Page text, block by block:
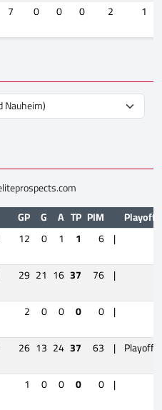
7 0 0 0 2 1
GP G A TP PIM
Playoffs
12 0 1 1 6 |
29 21 16 37 76 |
2 0 0 0 0 |
26 13 24 37 63 | Playoffs
1 0 0 0 0 |